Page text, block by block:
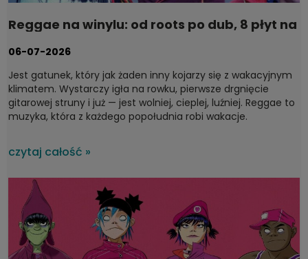
Reggae na winylu: od roots po dub, 8 płyt na
06-07-2026
Jest gatunek, który jak żaden inny kojarzy się z wakacyjnym
klimatem. Wystarczy igła na rowku, pierwsze drgnięcie
gitarowej struny i już — jest wolniej, cieplej, luźniej.Reggae to
muzyka, która z każdego popołudnia robi wakacje.
czytaj całość »